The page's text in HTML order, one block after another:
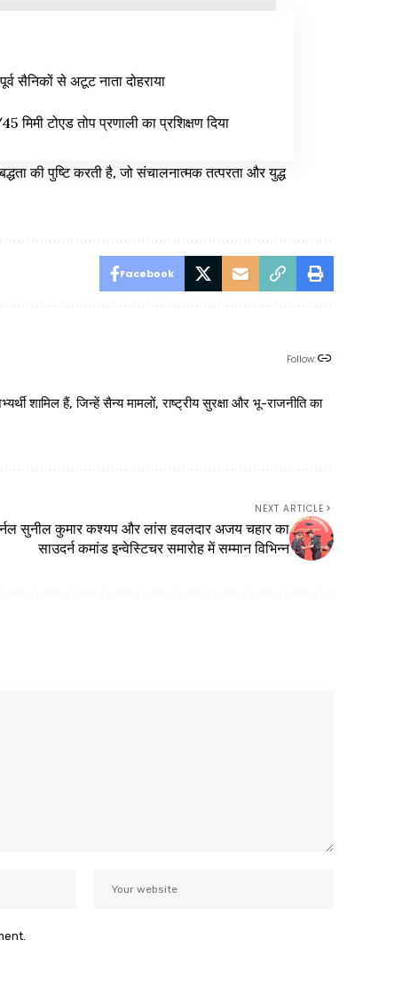
सैनिकों से अटूट नाता दोहराया
टोएड तोप प्रणाली का प्रशिक्षण दिया
की पुष्टि करती है, जो संचालनात्मक तत्परता और युद्ध
Facebook
Follow:
शामिल हैं, जिन्हें सैन्य मामलों, राष्ट्रीय सुरक्षा और भू-राजनीति का
NEXT ARTICLE
सुनील कुमार कश्यप और लांस हवलदार अजय चहार का
साउदर्न कमांड इन्वेस्टिचर समारोह में सम्मान विभिन्न